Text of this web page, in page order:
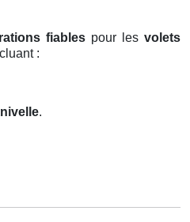
fiables pour les volets
:
.